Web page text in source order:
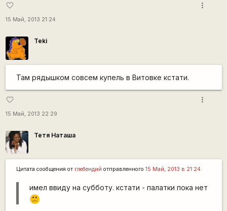
favorite_border
15 Май, 2013 21:24
more_vert
Teki
Там рядышком совсем купель в Витовке кстати.
favorite_border
15 Май, 2013 22:29
more_vert
Тетя Наташа
Цитата сообщения от глебендий отправленного 15 Май, 2013 в 21:24
имел ввиду на субботу. кстати - палатки пока нет
:(